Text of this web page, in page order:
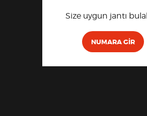
Size uygun jantı
NUMARA GIR